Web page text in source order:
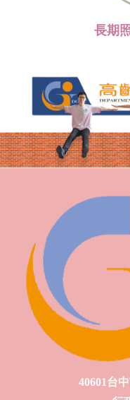
長期
40601台